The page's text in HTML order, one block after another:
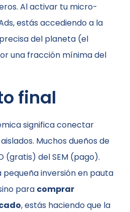
Al activar tu micro-
estás accediendo a la
del planeta (el
una fracción mínima del
final
significa conectar
Muchos dueños de
(gratis) del SEM (pago).
pequeña inversión en pauta
para comprar
, estás haciendo que la